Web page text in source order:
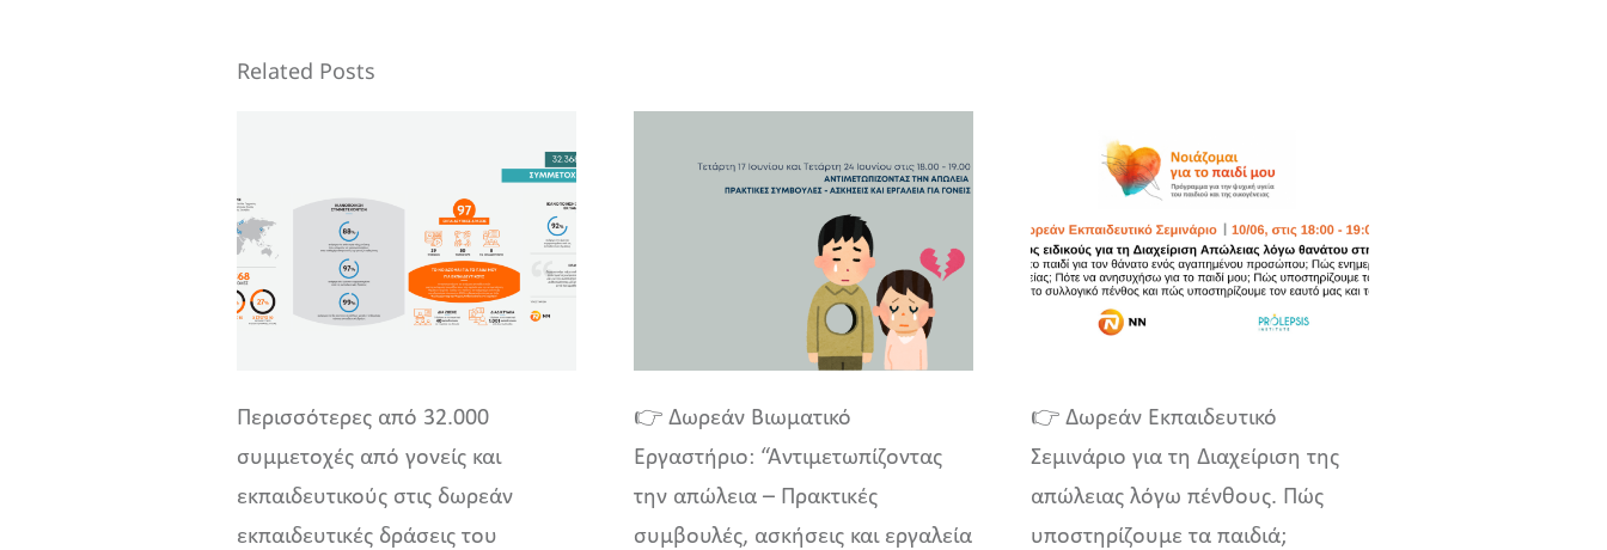
Related Posts
Περισσότερες από 32.000
συμμετοχές από γονείς και
εκπαιδευτικούς στις δωρεάν
εκπαιδευτικές δράσεις του
👉 Δωρεάν Βιωματικό
Εργαστήριο: “Αντιμετωπίζοντας
την απώλεια – Πρακτικές
συμβουλές, ασκήσεις και εργαλεία
👉 Δωρεάν Εκπαιδευτικό
Σεμινάριο για τη Διαχείριση της
απώλειας λόγω πένθους. Πώς
υποστηρίζουμε τα παιδιά;